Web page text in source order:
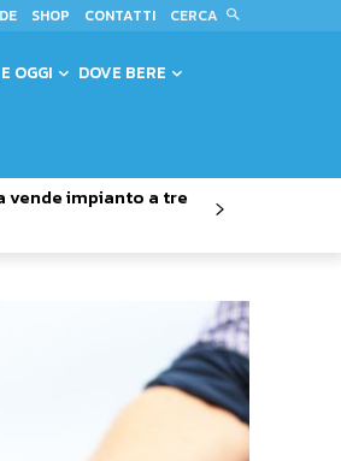
SHOP CONTATTI CERCA
OGGI DOVE BERE
vende impianto a tre